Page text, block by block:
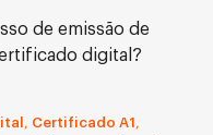
de emissão de
digital?
, Certificado A1 ,